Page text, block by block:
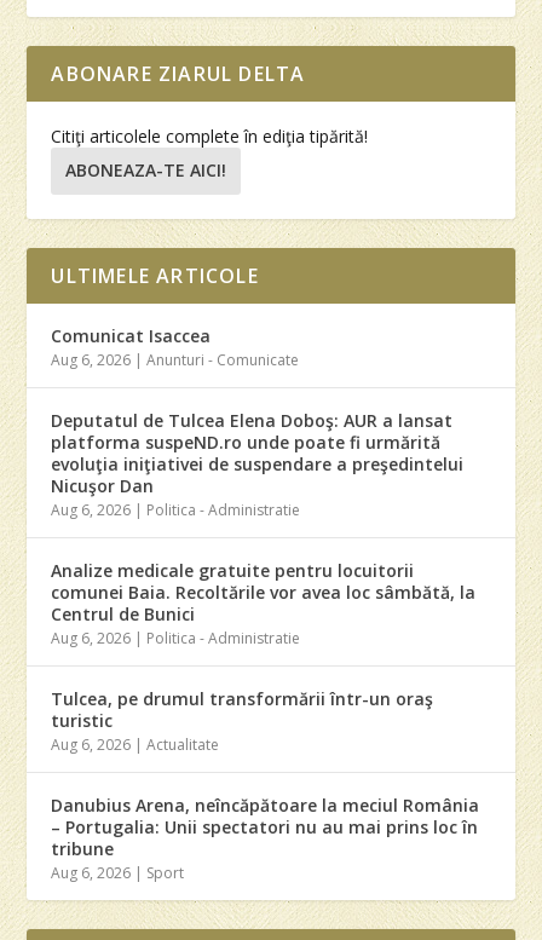
ABONARE ZIARUL DELTA
Citiţi articolele complete în ediţia tipărită!
ABONEAZA-TE AICI!
ULTIMELE ARTICOLE
Comunicat Isaccea
Aug 6, 2026 |Anunturi - Comunicate
Deputatul de Tulcea Elena Doboş: AUR a lansat
platforma suspeND.ro unde poate fi urmărită
evoluţia iniţiativei de suspendare a preşedintelui
Nicuşor Dan
Aug 6, 2026 | Politica - Administratie
Analize medicale gratuite pentru locuitorii
comunei Baia. Recoltările vor avea loc sâmbătă, la
Centrul de Bunici
Aug 6, 2026 | Politica - Administratie
Tulcea, pe drumul transformării într-un oraş
turistic
Aug 6, 2026 |Actualitate
Danubius Arena, neîncăpătoare la meciul România
– Portugalia: Unii spectatori nu au mai prins loc în
tribune
Aug 6, 2026 | Sport